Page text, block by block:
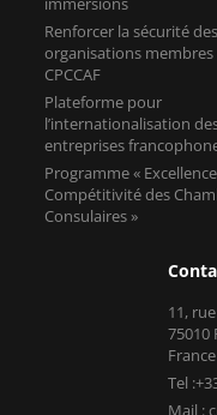
Renforcer la sécurité des
organisations membres
CPCCAF
Plateforme pour
l’internationalisation
entreprises
Programme «
Compétitivité des
Consulaires »
11,
75010
France
Tel
Mail :